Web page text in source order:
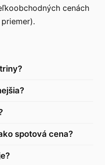
cenách
spotová cena?